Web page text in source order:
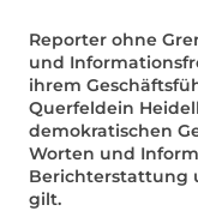
Reporter ohne
und
ihrem
Querfeldein
demokratischen
Worten und
Berichterstattung
gilt.